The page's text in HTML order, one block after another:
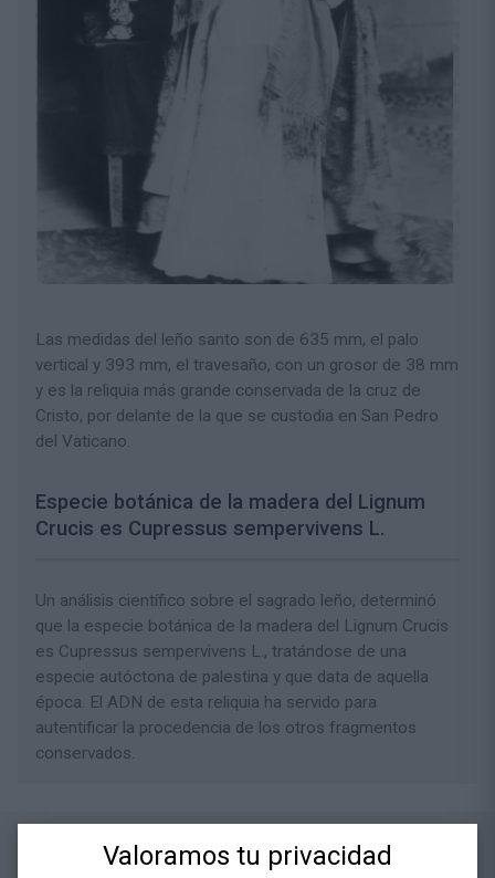
Las medidas del leño santo son de 635 mm, el palo
vertical y 393 mm, el travesaño, con un grosor de 38 mm
y es la reliquia más grande conservada de la cruz de
Cristo, por delante de la que se custodia en San Pedro
del Vaticano.
Especie botánica de la madera del Lignum
Crucis es Cupressus sempervivens L.
Un análisis científico sobre el sagrado leño, determinó
que la especie botánica de la madera del Lignum Crucis
es Cupressus sempervivens L., tratándose de una
especie autóctona de palestina y que data de aquella
época. El ADN de esta reliquia ha servido para
autentificar la procedencia de los otros fragmentos
conservados.
También te puede interesar:
Valoramos tu privacidad